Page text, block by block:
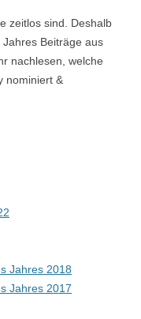
zeitlos sind. Deshalb
Beiträge aus
nachlesen, welche
nominiert &
Jahres 2018
Jahres 2017